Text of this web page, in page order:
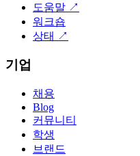
도움말 ↗
워크숍
상태 ↗
기업
채용
Blog
커뮤니티
학생
브랜드